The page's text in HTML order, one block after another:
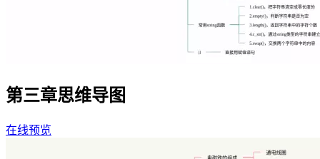
第三章思维导图
在线预览